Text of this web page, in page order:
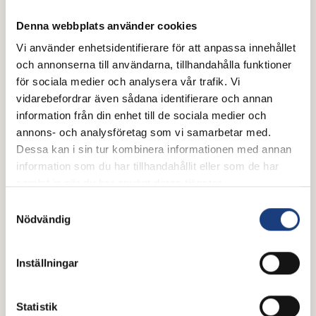
Denna webbplats använder cookies
Vi använder enhetsidentifierare för att anpassa innehållet
och annonserna till användarna, tillhandahålla funktioner
för sociala medier och analysera vår trafik. Vi
vidarebefordrar även sådana identifierare och annan
information från din enhet till de sociala medier och
annons- och analysföretag som vi samarbetar med.
Dessa kan i sin tur kombinera informationen med annan
information som du har tillhandahållit eller som de har
Nödvändig
Inställningar
Statistik
Slutrapporterat: ”Alla har rätt att
få känna sig behövd”
Vad betyder hästen i vardagen för personer med
intellektuell funktionsnedsättning? Ett
forskningsprojekt vid Linköpings universitet har följt
Slutsatsen är tydlig. Hästarna kan öppna dörren till
delaktighet och en känsla av att vara behövd, men